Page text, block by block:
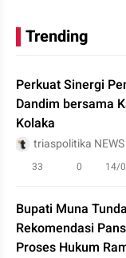
Trending
Perkuat Sinergi
Dandim bersama
Kolaka
triaspolitika NEWS
33 0 14/
Bupati Muna
Rekomendasi
Proses Hukum